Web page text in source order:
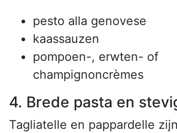
pesto alla genovese
kaassauzen
pompoen-, erwten- of
champignoncrèmes
4. Brede pasta en
Tagliatelle en pappardelle